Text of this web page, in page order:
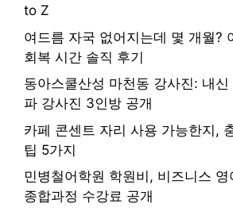
to Z
여드름 자국 없어지는데 몇 개월?
회복 시간 솔직 후기
동아스쿨산성 마천동 강사진: 내
파 강사진 3인방 공개
카페 콘센트 자리 사용 가능한지,
팁 5가지
민병철어학원 학원비, 비즈니스
종합과정 수강료 공개